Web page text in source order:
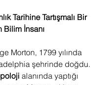
Tarihine Tartışmalı Bir
Bilim İnsanı
Morton, 1799 yılında
şehrinde doğdu.
alanında yaptığı